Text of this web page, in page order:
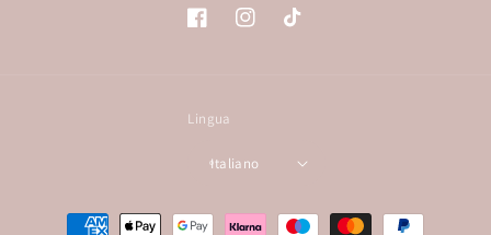
FacebookInstagramTikTok
Lingua
Italiano
Metodi